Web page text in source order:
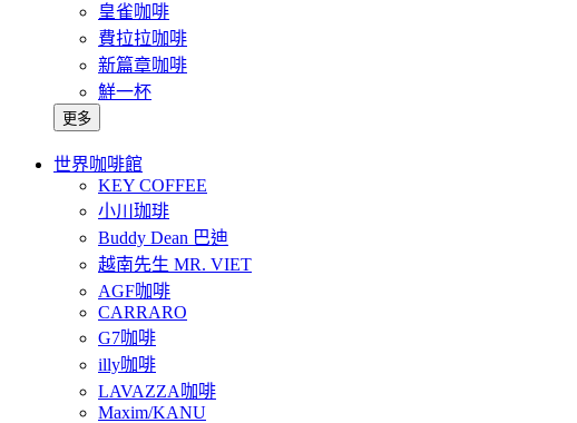
皇雀咖啡
費拉拉咖啡
新篇章咖啡
鮮一杯
更多
世界咖啡館
KEY COFFEE
小川珈琲
Buddy Dean 巴迪
越南先生 MR. VIET
AGF咖啡
CARRARO
G7咖啡
illy咖啡
LAVAZZA咖啡
Maxim/KANU